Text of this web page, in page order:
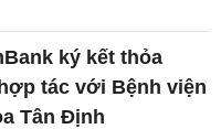
ký kết thỏa
tác với Bệnh viện
Tân Định